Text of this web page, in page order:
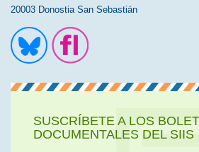
20003 Donostia San Sebastián
SUSCRÍBETE A LOS
DOCUMENTALES DEL SIIS